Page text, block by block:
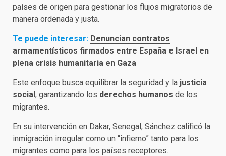
países de origen para gestionar los flujos migratorios de
manera ordenada y justa.
Te puede interesar: Denuncian contratos
armamentísticos firmados entre España e Israel en
plena crisis humanitaria en Gaza
Este enfoque busca equilibrar la seguridad y la justicia
social, garantizando los derechos humanos de los
migrantes.
En su intervención en Dakar, Senegal, Sánchez calificó la
inmigración irregular como un “infierno” tanto para los
migrantes como para los países receptores.